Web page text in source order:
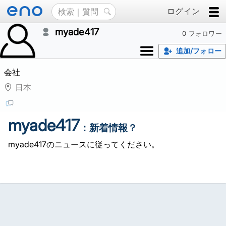
ログイン
0 フォロワー
myade417
追加/フォロー
会社
日本
myade417 ：新着情報？
myade417のニュースに従ってください。